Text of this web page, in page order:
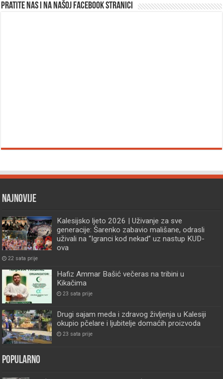
Pratite nas i na našoj facebook stranici
Najnovije
Kalesijsko ljeto 2026 | Uživanje za sve
generacije: Šarenko zabavio mališane, odrasli
uživali na “Igranci kod nekad” uz nastup KUD-
ova
22 sata prije
Hafiz Ammar Bašić večeras na tribini u
Kikačima
23 sata prije
Drugi sajam meda i zdravog življenja u Kalesiji
okupio pčelare i ljubitelje domaćih proizvoda
23 sata prije
Popularno